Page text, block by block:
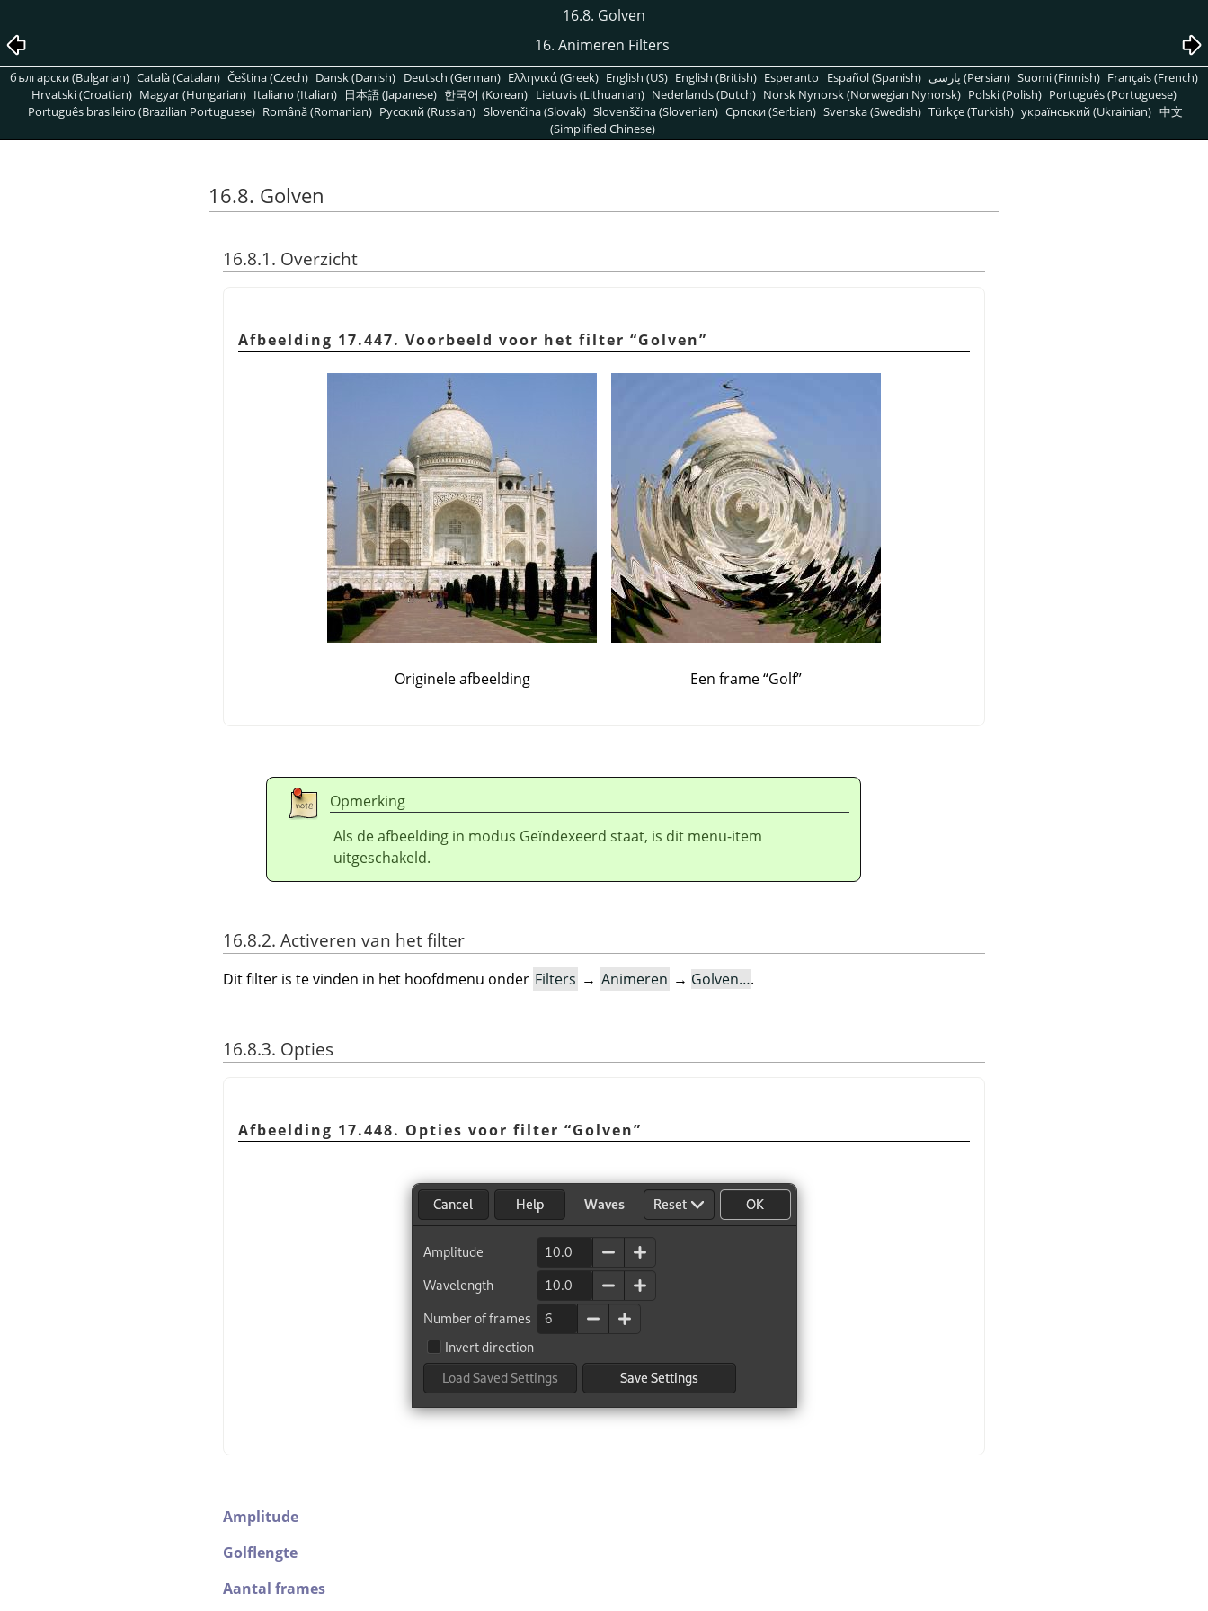
16.8. Golven
16. Animeren Filters
български (Bulgarian) Català (Catalan) Čeština (Czech) Dansk (Danish) Deutsch (German) Ελληνικά (Greek) English (US) English (British) Esperanto Español (Spanish) پارسی (Persian) Suomi (Finnish) Français (French)
Hrvatski (Croatian) Magyar (Hungarian) Italiano (Italian) 日本語 (Japanese) 한국어 (Korean) Lietuvis (Lithuanian) Nederlands (Dutch) Norsk Nynorsk (Norwegian Nynorsk) Polski (Polish) Português (Portuguese)
Português brasileiro (Brazilian Portuguese) Română (Romanian) Pусский (Russian) Slovenčina (Slovak) Slovenščina (Slovenian) Српски (Serbian) Svenska (Swedish) Türkçe (Turkish) український (Ukrainian) 中文
(Simplified Chinese)
16.8. Golven
16.8.1. Overzicht
Afbeelding 17.447. Voorbeeld voor het filter “Golven”
Originele afbeelding Een frame“Golf”
Opmerking
Als de afbeelding in modus Geïndexeerd staat, is dit menu-item
uitgeschakeld.
16.8.2. Activeren van het filter
Dit filter is te vinden in het hoofdmenu onder Filters → Animeren → Golven….
16.8.3. Opties
Afbeelding 17.448. Opties voor filter “Golven”
Amplitude
Golflengte
Aantal frames